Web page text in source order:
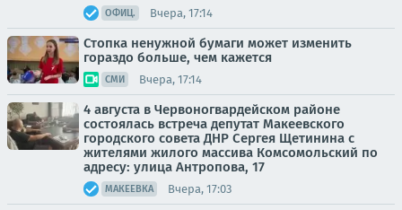
ОФИЦ. Вчера, 17:14
Стопка ненужной бумаги может изменить
гораздо больше, чем кажется
СМИ Вчера, 17:14
4 августа в Червоногвардейском районе
состоялась встреча депутат Макеевского
городского совета ДНР Сергея Щетинина с
жителями жилого массива Комсомольский по
адресу: улица Антропова, 17
МАКЕЕВКА Вчера, 17:03